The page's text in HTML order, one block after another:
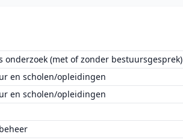
onderzoek (met of zonder bestuursgesprek)
en scholen/opleidingen
en scholen/opleidingen